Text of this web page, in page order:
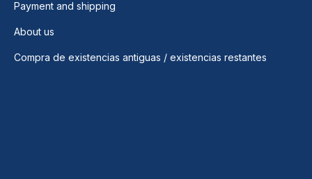
Payment and shipping
About us
Compra de existencias antiguas / existencias restantes